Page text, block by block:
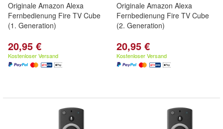
Originale Amazon Alexa
Fernbedienung Fire TV Cube
(1. Generation)
20,95 €
Kostenloser Versand
Originale Amazon Alexa
Fernbedienung Fire TV Cube
(2. Generation)
20,95 €
Kostenloser Versand